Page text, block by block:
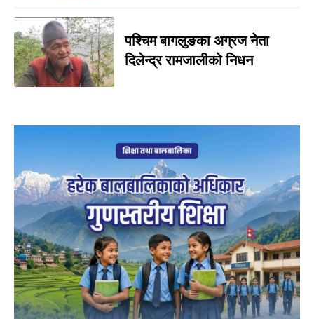
पश्चिम बागलुङका अग्रज नेता
दिलेन्द्र रामजालीको निधन